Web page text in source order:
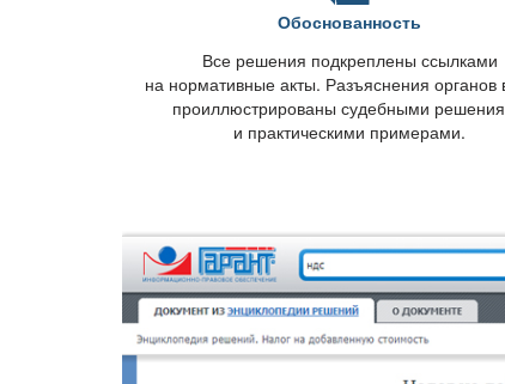
Обоснованность
се решения подкреплены ссылками
на нормативные акты. Разъяснения органов
проиллюстрированы судебными
и практическими примерами.